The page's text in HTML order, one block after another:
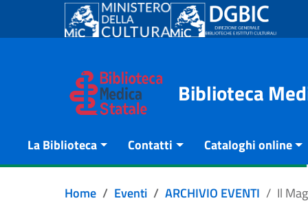
Go to content
Go to the navigation menu
Biblioteca
La Biblioteca Contatti Cataloghi online
Home Eventi ARCHIVIO EVENTI Il